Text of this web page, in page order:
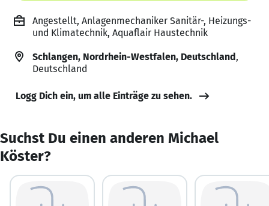
Angestellt, Anlagenmechaniker Sanitär-, Heizungs-
und Klimatechnik, Aquaflair Haustechnik
Schlangen, Nordrhein-Westfalen, Deutschland,
Deutschland
Logg Dich ein, um alle Einträge zu sehen.
Suchst Du einen anderen Michael
Köster?